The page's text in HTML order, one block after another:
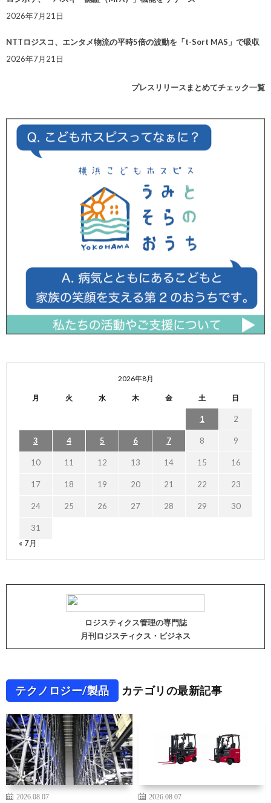
2026年7月21日
NTTロジスコ、エンタメ物流の平時5倍の波動を「t-Sort MAS」で吸収
2026年7月21日
プレスリリースまとめてチェック一覧
2026年8月
月 火 水 木 金 土 日
1 2
3 4 5 6 7 8 9
10 11 12 13 14 15 16
17 18 19 20 21 22 23
24 25 26 27 28 29 30
31
« 7月
ロジスティクス管理の専門誌
月刊ロジスティクス・ビジネス
テクノロジー/製品 カテゴリの最新記事
2026.08.07
2026.08.07